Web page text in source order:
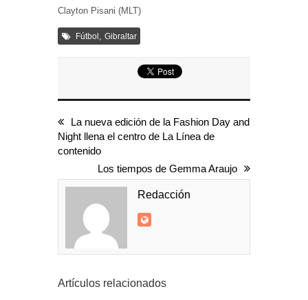
Clayton Pisani (MLT)
Fútbol , Gibraltar
La nueva edición de la Fashion Day and
Night llena el centro de La Línea de
contenido
Los tiempos de Gemma Araujo
Redacción
Artículos relacionados